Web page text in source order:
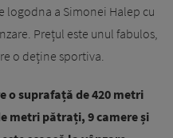
logodna a Simonei Halep cu
Prețul este unul fabulos,
o deține sportiva.
o suprafață de 420 metri
metri pătrați, 9 camere și